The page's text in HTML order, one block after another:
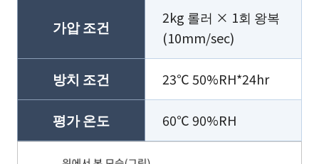
가압 조건
2kg 롤러 × 1회 왕복
(10mm/sec)
방치 조건 23℃ 50%RH*24hr
평가 온도 60℃ 90%RH